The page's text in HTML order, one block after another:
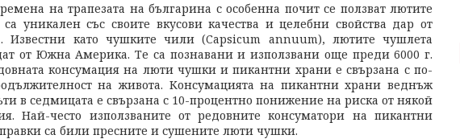
на трапезата на българина с особенна почит се ползват лютите
уникален със своите вкусови качества и целебни свойства дар от
Известни като чушките чили (Capsicum annuum), лютите чушлета
от Южна Америка. Те са познавани и използвани още преди 6000 г.
консумация на люти чушки и пикантни храни е свързана с по-
на живота. Консумацията на пикантни храни веднъж
в седмицата е свързана с 10-процентно понижение на риска от някой
Най-често използваните от редовните консуматори на пикантни
са били пресните и сушените люти чушки.